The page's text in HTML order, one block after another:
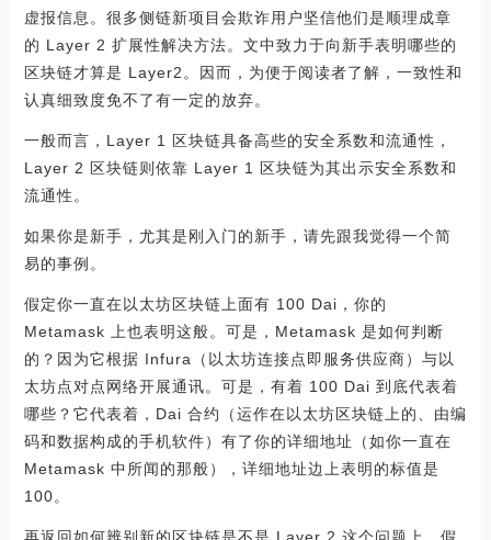
虚报信息。很多侧链新项目会欺诈用户坚信他们是顺理成章
的 Layer 2 扩展性解决方法。文中致力于向新手表明哪些的
区块链才算是 Layer2。因而，为便于阅读者了解，一致性和
认真细致度免不了有一定的放弃。
一般而言，Layer 1 区块链具备高些的安全系数和流通性，
Layer 2 区块链则依靠 Layer 1 区块链为其出示安全系数和
流通性。
如果你是新手，尤其是刚入门的新手，请先跟我觉得一个简
易的事例。
假定你一直在以太坊区块链上面有 100 Dai，你的
Metamask 上也表明这般。可是，Metamask 是如何判断
的？因为它根据 Infura（以太坊连接点即服务供应商）与以
太坊点对点网络开展通讯。可是，有着 100 Dai 到底代表着
哪些？它代表着，Dai 合约（运作在以太坊区块链上的、由编
码和数据构成的手机软件）有了你的详细地址（如你一直在
Metamask 中所闻的那般），详细地址边上表明的标值是
100。
再返回如何辨别新的区块链是不是 Layer 2 这个问题上。假